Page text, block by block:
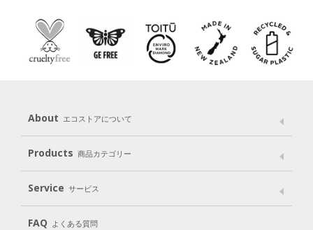
About エコストアについて
メッセージ ブランドストーリー
パッケージへのこだわり
動物実験をしない
Products 商品カテゴリー
Laundry
Cleaning Baby Kids
Service サービス
User Guide
FAQ よくある質問